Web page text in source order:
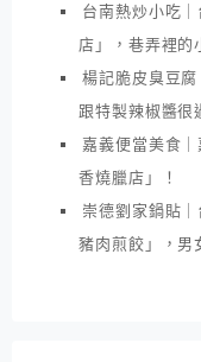
台南熱炒小吃
店」，巷弄裡的
楊記脆皮臭豆
跟特製辣椒醬很
嘉義便當美食
香燒臘店」！
崇德劉家鍋貼
豬肉煎餃」，男